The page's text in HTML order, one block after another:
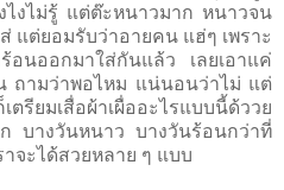
งไม่รู้ แต่ต๊ะหนาวมาก หนาวจน
แต่ยอมรับว่าอายคน แฮ่ๆ เพราะ
ร้อนออกมาใส่กันแล้ว เลยเอาแค่
ถามว่าพอไหม แน่นอนว่าไม่ แต่
ตรียมเสื่อผ้าเผื่ออะไรแบบนี้ด้ววย
บางวันหนาว บางวันร้อนกว่าที่
จะได้สวยหลาย ๆ แบบ